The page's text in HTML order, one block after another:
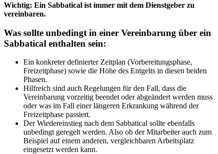
Wichtig: Ein Sabbatical ist immer mit dem Dienstgeber zu
vereinbaren.
Was sollte unbedingt in einer Vereinbarung über ein
Sabbatical enthalten sein:
Ein konkreter definierter Zeitplan (Vorbereitungsphase,
Freizeitphase) sowie die Höhe des Entgelts in diesen beiden
Phasen.
Hilfreich sind auch Regelungen für den Fall, dass die
Vereinbarung vorzeitig beendet oder abgeändert werden muss
oder was im Fall einer längeren Erkrankung während der
Freizeitphase passiert.
Der Wiedereinstieg nach dem Sabbatical sollte ebenfalls
unbedingt geregelt werden. Also ob der Mitarbeiter auch zum
Beispiel auf einem anderen, vergleichbaren Arbeitsplatz
eingesetzt werden kann.